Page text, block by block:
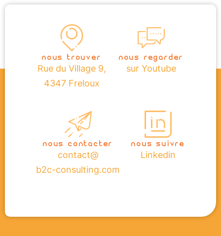
nous trouver
Rue du Village 9,
4347 Freloux
nous regarder
sur Youtube
nous contacter
contact@
b2c-consulting.com
nous suivre
Linkedin